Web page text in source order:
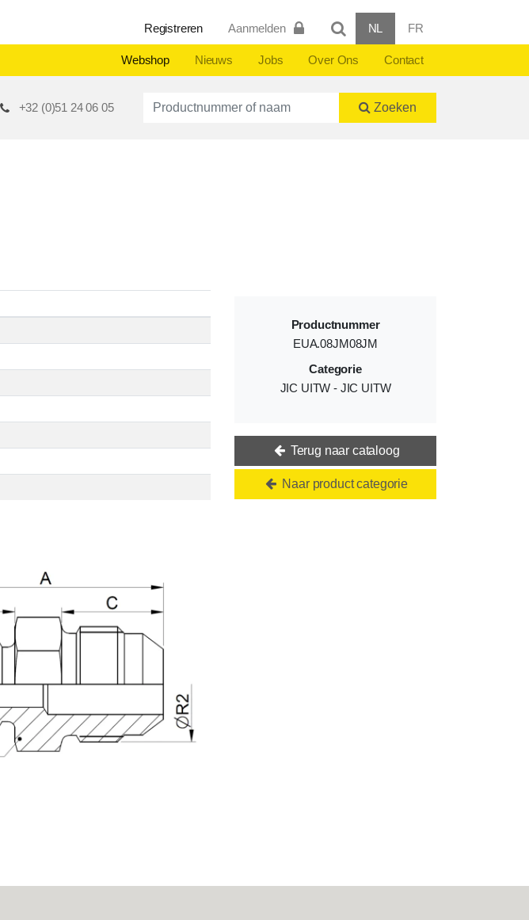
Registreren Aanmelden NL FR
Webshop Nieuws Jobs Over Ons Contact
+32 (0)51 24 06 05 Productnummer of naam Zoeken
Productnummer
EUA.08JM08JM
Categorie
JIC UITW - JIC UITW
Terug naar cataloog
Naar product categorie